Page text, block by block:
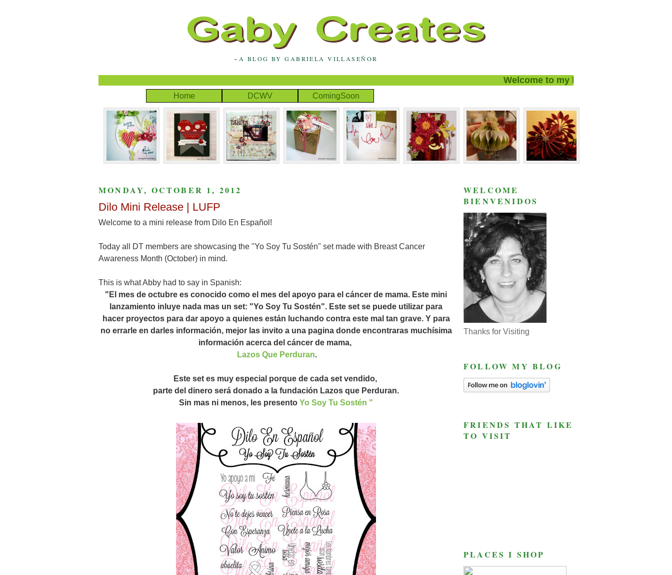
~A BLOG BY GABRIELA VILLASEÑOR
Welcome to my blog and thanks for
Home DCWV ComingSoon
MONDAY, OCTOBER 1, 2012
Dilo Mini Release | LUFP
Welcome to a mini release from Dilo En Español!
Today all DT members are showcasing the "Yo Soy Tu Sostén" set made with Breast Cancer
Awareness Month (October) in mind.
This is what Abby had to say in Spanish:
"El mes de octubre es conocido como el mes del apoyo para el cáncer de mama. Este mini
lanzamiento inluye nada mas un set: "Yo Soy Tu Sostén". Este set se puede utilizar para
hacer proyectos para dar apoyo a quienes están luchando contra este mal tan grave. Y para
no errarle en darles información, mejor las invito a una pagina donde encontraras muchísima
información acerca del cáncer de mama,
Lazos Que Perduran.
Este set es muy especial porque de cada set vendido,
parte del dinero será donado a la fundación Lazos que Perduran.
Sin mas ni menos, les presento Yo Soy Tu Sostén "
WELCOME
BIENVENIDOS
Thanks for Visiting
FOLLOW MY BLOG
FRIENDS THAT LIKE
TO VISIT
PLACES I SHOP